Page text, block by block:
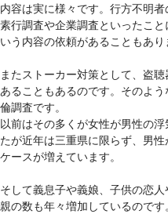
内容は実に様々です。行方不明者
素行調査や企業調査といったこ
いう内容の依頼があることもあり
またストーカー対策として、盗
あることもあるのです。そのよ
倫調査です。
以前はその多くが女性が男性の
たが近年は三重県に限らず、男
ケースが増えています。
そして義息子や義娘、子供の恋
親の数も年々増加しているので